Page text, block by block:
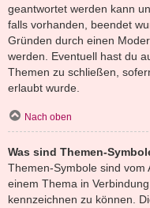
geantwortet werden kann
falls vorhanden, beendet
Gründen durch einen
werden. Eventuell hast du
Themen zu schließen,
erlaubt wurde.
Nach oben
Was sind Themen-
Themen-Symbole sind vom
einem Thema in
kennzeichnen zu können.